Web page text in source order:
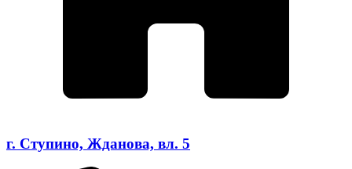
г. Ступино, Жданова, вл. 5